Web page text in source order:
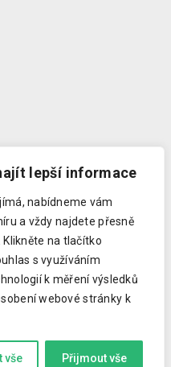
lepší informace
nabídneme vám
a vždy najdete přesně
Klikněte na tlačítko
s využíváním
k měření výsledků
webové stránky k
vše Přijmout vše